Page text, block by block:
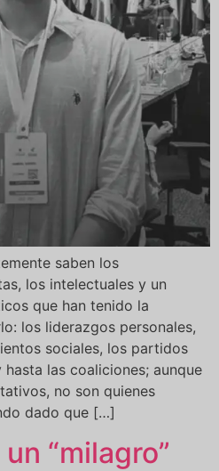
saben los
los intelectuales y un
que han tenido la
los liderazgos personales,
sociales, los partidos
las coaliciones; aunque
no son quienes
dado que […]
“milagro”